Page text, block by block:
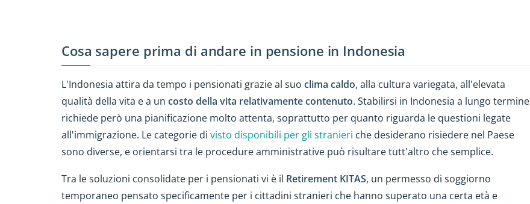
Cosa sapere prima di andare in pensione in Indonesia
L'Indonesia attira da tempo i pensionati grazie al suo clima caldo, alla cultura variegata, all'elevata
qualità della vita e a un costo della vita relativamente contenuto. Stabilirsi in Indonesia a lungo termine
richiede però una pianificazione molto attenta, soprattutto per quanto riguarda le questioni legate
all'immigrazione. Le categorie di visto disponibili per gli stranieri che desiderano risiedere nel Paese
sono diverse, e orientarsi tra le procedure amministrative può risultare tutt'altro che semplice.
Tra le soluzioni consolidate per i pensionati vi è il Retirement KITAS, un permesso di soggiorno
temporaneo pensato specificamente per i cittadini stranieri che hanno superato una certa età e